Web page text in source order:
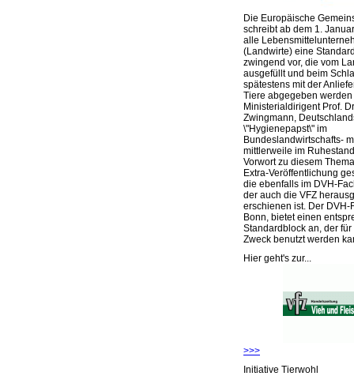
Die Europäische
schreibt ab dem 1.
alle
(Landwirte) eine
zwingend vor, die vom
ausgefüllt und beim
spätestens mit der
Tiere abgegeben werden
Ministerialdirigent Prof.
Zwingmann,
\"Hygienepapst\" im
Bundeslandwirtschafts-
mittlerweile im
Vorwort zu diesem
Extra-Veröffentlichung
die ebenfalls im DVH-
der auch die VFZ
erschienen ist. Der DVH-
Bonn, bietet einen
Standardblock an, der
Zweck benutzt werden
Hier geht's zur...
>>>
Initiative Tierwohl